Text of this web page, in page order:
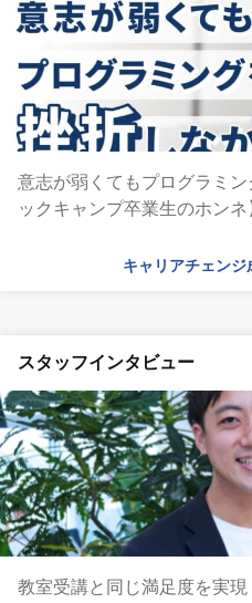
意志が弱くてもプログラミ
ックキャンプ卒業生のホンネ
キャリアチェン
スタッフインタビュー
教室受講と同じ満足度を実